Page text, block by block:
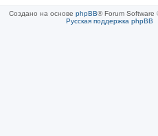
Создано на основе phpBB® Forum Software
Русская поддержка phpBB